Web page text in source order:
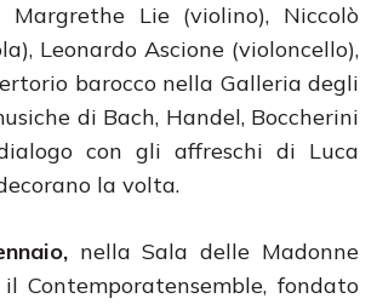
Margrethe Lie (violino), Niccolò
Leonardo Ascione (violoncello),
barocco nella Galleria degli
di Bach, Handel, Boccherini
con gli affreschi di Luca
la volta.
nella Sala delle Madonne
Contemporatensemble, fondato